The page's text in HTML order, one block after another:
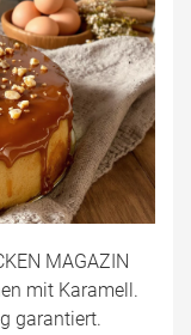
MAGAZIN
mit Karamell.
garantiert.